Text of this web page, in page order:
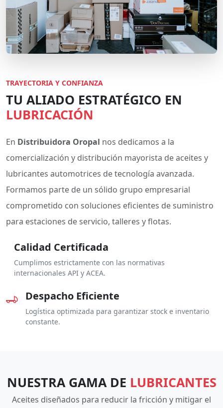
TRAYECTORIA Y CONFIANZA
TU ALIADO ESTRATÉGICO EN
LUBRICACIÓN
En Distribuidora Oropal nos dedicamos a la
comercialización y distribución mayorista de aceites y
lubricantes automotrices de tecnología avanzada.
Formamos parte de un sólido grupo empresarial
comprometido con soluciones eficientes de suministro
para estaciones de servicio, talleres y flotas.
Calidad Certificada
Cumplimos estrictamente con las normativas
internacionales API y ACEA.
Despacho Eficiente
Logística optimizada para garantizar stock e inventario
constante.
NUESTRA GAMA DE LUBRICANTES
Aceites diseñados para reducir la fricción y mitigar el